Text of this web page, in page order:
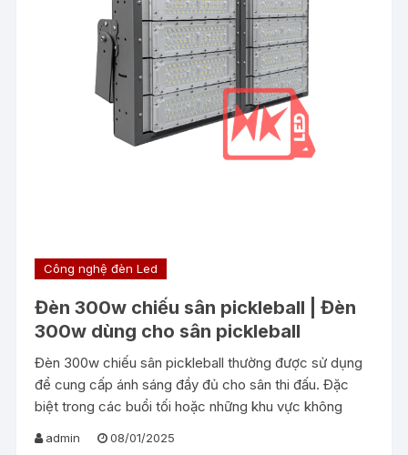
Công nghệ đèn Led
Đèn 300w chiếu sân pickleball | Đèn
300w dùng cho sân pickleball
Đèn 300w chiếu sân pickleball thường được sử dụng
để cung cấp ánh sáng đầy đủ cho sân thi đấu. Đặc
biệt trong các buổi tối hoặc những khu vực không
admin 08/01/2025